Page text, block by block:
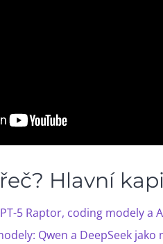
Hlavní
5 Raptor, coding modely a
Qwen a DeepSeek